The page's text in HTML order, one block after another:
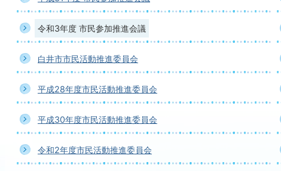
令和3年度 市民参加推進会議
白井市市民活動推進委員会
平成28年度市民活動推進委員会
平成30年度市民活動推進委員会
令和2年度市民活動推進委員会